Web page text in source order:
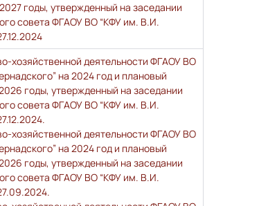
годы, утвержденный на заседании
совета ФГАОУ ВО “КФУ им. В.И.
хозяйственной деятельности ФГАОУ ВО
на 2024 год и плановый
годы, утвержденный на заседании
совета ФГАОУ ВО “КФУ им. В.И.
хозяйственной деятельности ФГАОУ ВО
на 2024 год и плановый
годы, утвержденный на заседании
совета ФГАОУ ВО “КФУ им. В.И.